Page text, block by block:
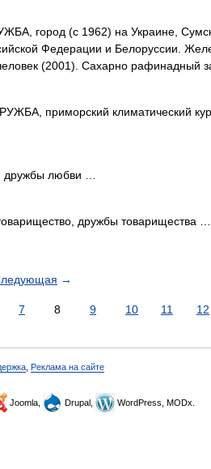
город (с 1962) на Украине,
Федерации и Белоруссии.
(2001). Сахарно рафинадный
приморский климатический
любви …
дружбы товарищества …
→
7 8 9 10 11 12
Реклама на сайте
Joomla, Drupal, WordPress, MODx.